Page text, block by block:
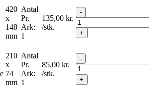
420
x
148
mm
Antal
Pr.
Ark:
1
135,00 kr.
/stk.
-
+
210
x
74
mm
Antal
Pr.
Ark:
1
85,00 kr.
/stk.
-
+